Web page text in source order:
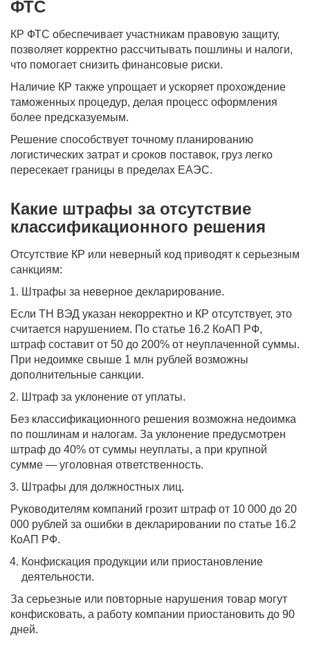
ФТС
КР ФТС обеспечивает участникам правовую защиту,
позволяет корректно рассчитывать пошлины и налоги,
что помогает снизить финансовые риски.
Наличие КР также упрощает и ускоряет прохождение
таможенных процедур, делая процесс оформления
более предсказуемым.
Решение способствует точному планированию
логистических затрат и сроков поставок, груз легко
пересекает границы в пределах ЕАЭС.
Какие штрафы за отсутствие
классификационного решения
Отсутствие КР или неверный код приводят к серьезным
санкциям:
Штрафы за неверное декларирование.
Если ТН ВЭД указан некорректно и КР отсутствует, это
считается нарушением. По статье 16.2 КоАП РФ,
штраф составит от 50 до 200% от неуплаченной суммы.
При недоимке свыше 1 млн рублей возможны
дополнительные санкции.
Штраф за уклонение от уплаты.
Без классификационного решения возможна недоимка
по пошлинам и налогам. За уклонение предусмотрен
штраф до 40% от суммы неуплаты, а при крупной
сумме — уголовная ответственность.
Штрафы для должностных лиц.
Руководителям компаний грозит штраф от 10 000 до 20
000 рублей за ошибки в декларировании по статье 16.2
КоАП РФ.
Конфискация продукции или приостановление
деятельности.
За серьезные или повторные нарушения товар могут
конфисковать, а работу компании приостановить до 90
дней.